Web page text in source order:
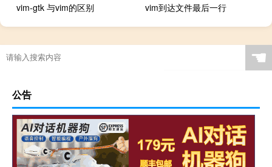
vim-gtk 与vim的区别
vim到达文件最后一行
☚
公告